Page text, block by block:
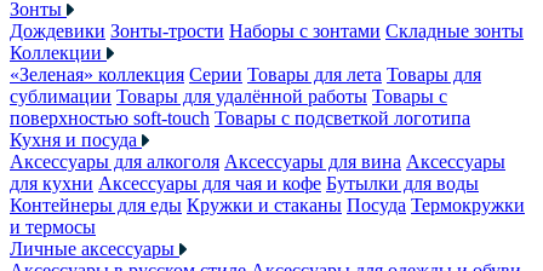
Зонты
Дождевики Зонты-трости Наборы с зонтами Складные зонты
Коллекции
«Зеленая» коллекция Серии Товары для лета Товары для
сублимации Товары для удалённой работы Товары с
поверхностью soft-touch Товары с подсветкой логотипа
Кухня и посуда
Аксессуары для алкоголя Аксессуары для вина Аксессуары
для кухни Аксессуары для чая и кофе Бутылки для воды
Контейнеры для еды Кружки и стаканы Посуда Термокружки
и термосы
Личные аксессуары